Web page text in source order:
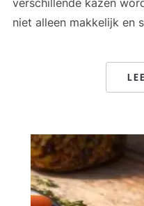
verschillende kazen
niet alleen makkelijk en